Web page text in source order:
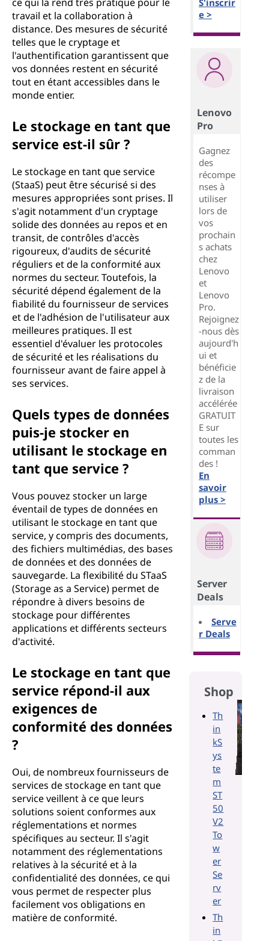
travail et la collaboration à
distance. Des mesures de sécurité
telles que le cryptage et
l'authentification garantissent que
vos données restent en sécurité
tout en étant accessibles dans le
monde entier.
Le stockage en tant que
service est-il sûr ?
Le stockage en tant que service
(StaaS) peut être sécurisé si des
mesures appropriées sont prises. Il
s'agit notamment d'un cryptage
solide des données au repos et en
transit, de contrôles d'accès
rigoureux, d'audits de sécurité
réguliers et de la conformité aux
normes du secteur. Toutefois, la
sécurité dépend également de la
fiabilité du fournisseur de services
et de l'adhésion de l'utilisateur aux
meilleures pratiques. Il est
essentiel d'évaluer les protocoles
de sécurité et les réalisations du
fournisseur avant de faire appel à
ses services.
Quels types de données
puis-je stocker en
utilisant le stockage en
tant que service ?
Vous pouvez stocker un large
éventail de types de données en
utilisant le stockage en tant que
service, y compris des documents,
des fichiers multimédias, des bases
de données et des données de
sauvegarde. La flexibilité du STaaS
(Storage as a Service) permet de
répondre à divers besoins de
stockage pour différentes
applications et différents secteurs
d'activité.
Le stockage en tant que
service répond-il aux
exigences de
conformité des données
?
Oui, de nombreux fournisseurs de
services de stockage en tant que
service veillent à ce que leurs
solutions soient conformes aux
réglementations et normes
spécifiques au secteur. Il s'agit
notamment des réglementations
relatives à la sécurité et à la
confidentialité des données, ce qui
vous permet de respecter plus
facilement vos obligations en
matière de conformité.
S'inscrir
e >
Lenovo
Pro
Gagnez
des
récompe
nses à
utiliser
lors de
vos
prochain
s achats
chez
Lenovo
et
Lenovo
Pro.
Rejoignez
-nous dès
aujourd'h
ui et
bénéficie
z de la
livraison
accélérée
GRATUIT
E sur
toutes les
comman
des !
En
savoir
plus >
Server
Deals
Serve
r Deals
Shop
Th
in
kS
ys
te
m
ST
50
V2
To
w
er
Se
rv
er
Th
in